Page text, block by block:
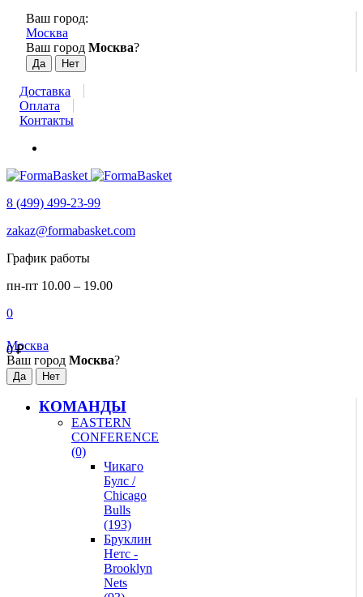
Ваш город:
Москва
Ваш город Москва?
Доставка
Оплата
Контакты
8 (499) 499-23-99
zakaz@formabasket.com
График работы
пн-пт 10.00 – 19.00
0
0₽
Москва
Ваш город Москва?
КОМАНДЫ
EASTERN
CONFERENCE
(0)
Чикаго
Булс /
Chicago
Bulls
(193)
Бруклин
Нетс -
Brooklyn
Nets